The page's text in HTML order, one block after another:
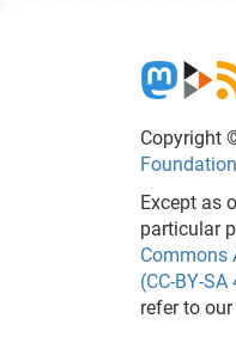
Copyright
Except as
particular
Commons
(CC-BY-SA
refer to